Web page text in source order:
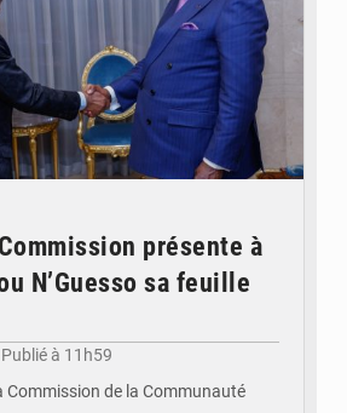
présente à
N’Guesso sa feuille
Publié à 11h59
Commission de la Communauté